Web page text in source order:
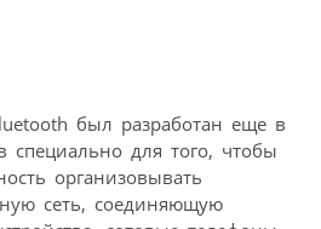
был разработан еще в
специально для того, чтобы
организовывать
сеть, соединяющую